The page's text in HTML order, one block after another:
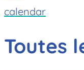
calendar
Toutes